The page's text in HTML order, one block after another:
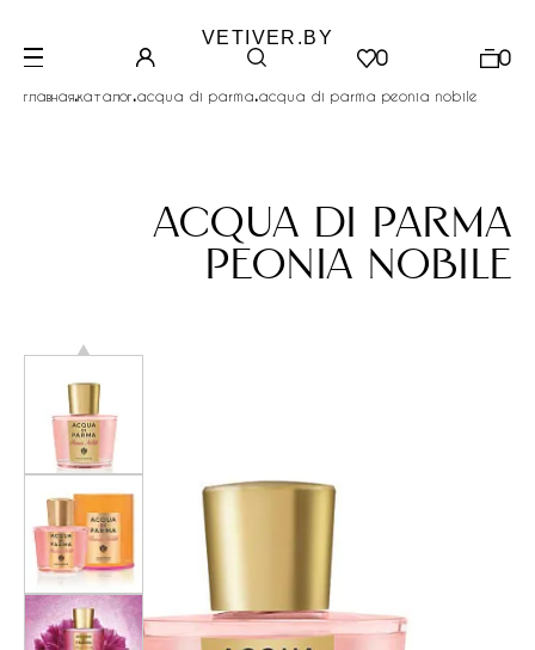
VETIVER.BY
0 0
главная.каталог.acqua di parma.acqua di parma peonia nobile
acqua di parma
peonia nobile